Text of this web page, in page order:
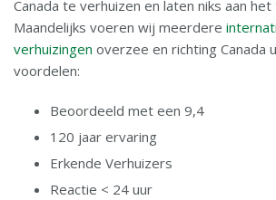
Canada te verhuizen en laten niks aan
Maandelijks voeren wij meerdere
verhuizingen overzee en richting Canada
voordelen:
Beoordeeld met een 9,4
120 jaar ervaring
Erkende Verhuizers
Reactie < 24 uur